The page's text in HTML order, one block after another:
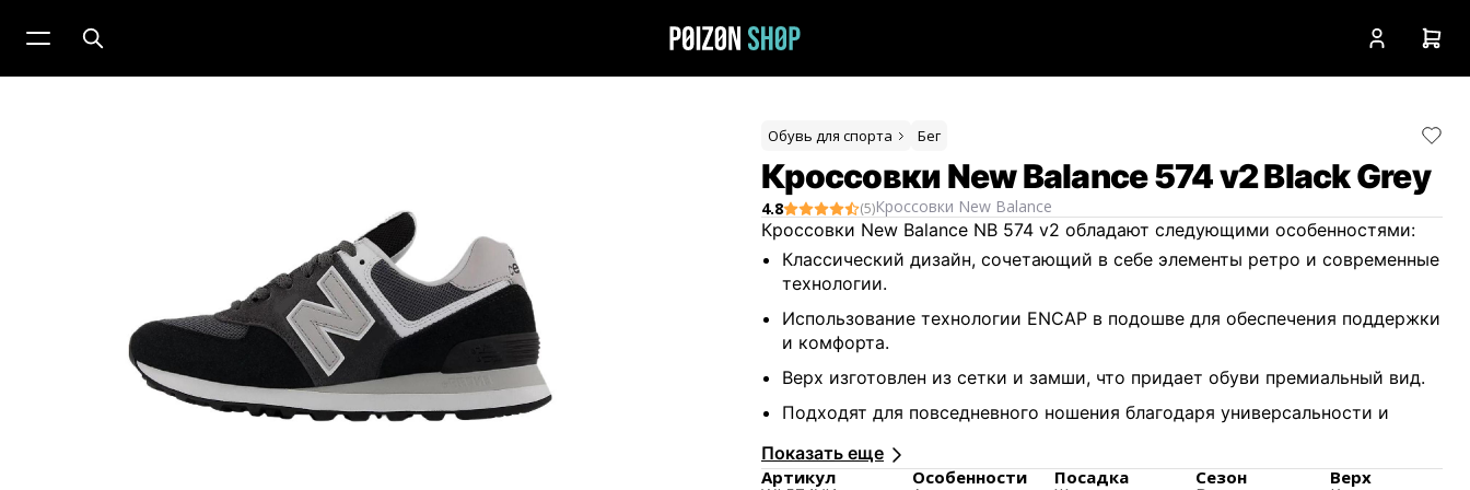
Обувь для спорта Бег
Кроссовки New Balance 574 v2 Black Grey
4.8 (5)Кроссовки New Balance
Кроссовки New Balance NB 574 v2 обладают следующими особенностями:
Классический дизайн, сочетающий в себе элементы ретро и современные
технологии.
Использование технологии ENCAP в подошве для обеспечения поддержки
и комфорта.
Верх изготовлен из сетки и замши, что придает обуви премиальный вид.
Подходят для повседневного ношения благодаря универсальности и
Изначально разработаны как беговые кроссовки, но стали популярными
Показать еще
Артикул
Особенности Посадка Сезон Верх